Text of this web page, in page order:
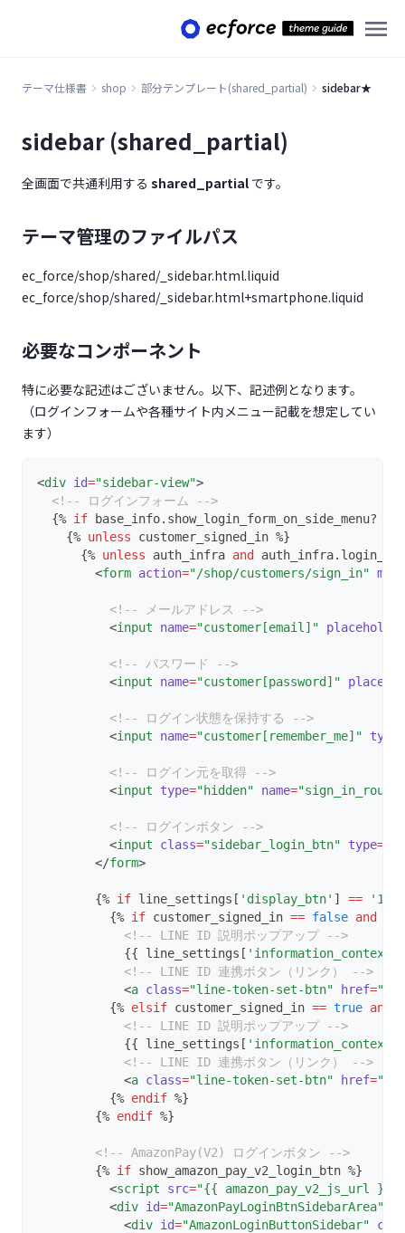
テーマ仕様書 shop 部分テンプレート(shared_partial) sidebar★
sidebar (shared_partial)
全画面で共通利用する shared_partial です。
テーマ管理のファイルパス
ec_force/shop/shared/_sidebar.html.liquid
ec_force/shop/shared/_sidebar.html+smartphone.liquid
必要なコンポーネント
特に必要な記述はございません。以下、記述例となります。
（ログインフォームや各種サイト内メニュー記載を想定してい
ます）
<div id="sidebar-view">
<!-- ログインフォーム -->
  {%
if base_info.show_login_form_on_side_menu? %}
    {%
unless customer_signed_in %}
      {%
unless auth_infra and
        <
form action="/shop/customers/sign_in"
<!-- メールアドレス -->
          <
input name="customer[email]" placeholder
<!-- パスワード -->
          <
input name="customer[password]"
<!-- ログイン状態を保持する -->
          <
input name="customer[remember_me]" type
<!-- ログイン元を取得 -->
          <
input type="hidden" name="sign_in_route"
<!-- ログインボタン -->
          <
input class="sidebar_login_btn" type=
        </
form>
        {%
if line_settings[ 'display_btn' ] == '1'
          {%
if customer_signed_in == false and
<!-- LINE ID 説明ポップアップ -->
            {{ line_settings[
'information_context'
<!-- LINE ID 連携ボタン（リンク） -->
            <
a class="line-token-set-btn" href="#"
          {%
elsif customer_signed_in == true and
<!-- LINE ID 説明ポップアップ -->
            {{ line_settings[
'information_context'
<!-- LINE ID 連携ボタン（リンク） -->
            <
a class="line-token-set-btn" href="#"
          {%
endif %}
        {%
endif %}
<!-- AmazonPay(V2) ログインボタン -->
        {%
if show_amazon_pay_v2_login_btn %}
          <
script src="{{ amazon_pay_v2_js_url }}"
          <
div id="AmazonPayLoginBtnSidebarArea"
            <
div id="AmazonLoginButtonSidebar"